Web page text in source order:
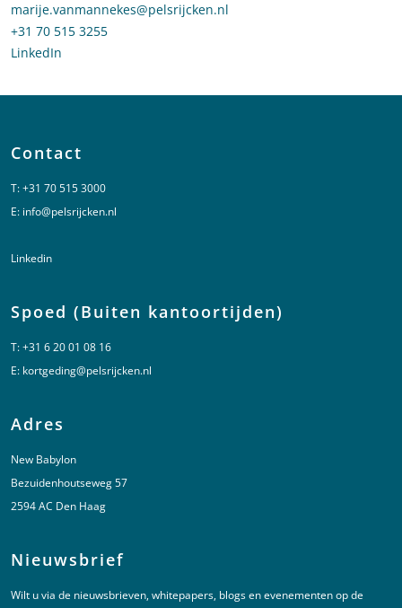
Stuur een e-mail naar Marije van Mannekes
marije.vanmannekes@pelsrijcken.nl
Bel naar Marije van Mannekes
+31 70 515 3255
LinkedIn
Contact
T:+31 70 515 3000
E: info@pelsrijcken.nl
Linkedin
Spoed (Buiten kantoortijden)
T:+31 6 20 01 08 16
E: kortgeding@pelsrijcken.nl
Adres
New Babylon
Bezuidenhoutseweg 57
2594 AC Den Haag
Nieuwsbrief
Wilt u via de nieuwsbrieven, whitepapers, blogs en evenementen op de